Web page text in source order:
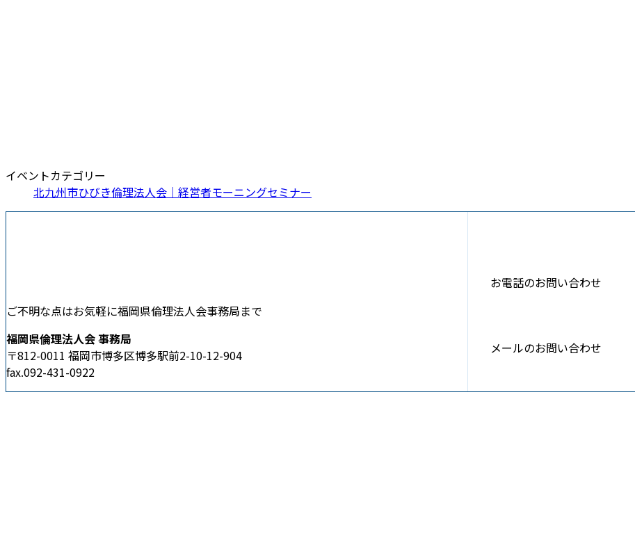
イベントカテゴリー
北九州市ひびき倫理法人会｜経営者モーニングセミナー
ご不明な点はお気軽に福岡県倫理法人会事務局まで
福岡県倫理法人会 事務局
〒812-0011 福岡市博多区博多駅前2-10-12-904
fax.092-431-0922
お電話のお問い合わせ
メールのお問い合わせ